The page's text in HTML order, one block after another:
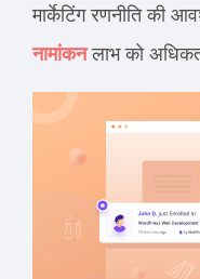
मार्केटिंग रणनीति की
नामांकनलाभ को